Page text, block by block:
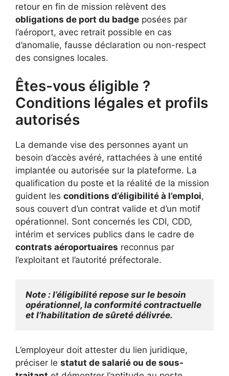
retour en fin de mission relèvent des
obligations de port du badge posées par
l’aéroport, avec retrait possible en cas
d’anomalie, fausse déclaration ou non-respect
des consignes locales.
Êtes-vous éligible ?
Conditions légales et profils
autorisés
La demande vise des personnes ayant un
besoin d’accès avéré, rattachées à une entité
implantée ou autorisée sur la plateforme. La
qualification du poste et la réalité de la mission
guident les conditions d’éligibilité à l’emploi,
sous couvert d’un contrat valide et d’un motif
opérationnel. Sont concernés les CDI, CDD,
intérim et services publics dans le cadre de
contrats aéroportuaires reconnus par
l’exploitant et l’autorité préfectorale.
Note : l’éligibilité repose sur le besoin
opérationnel, la conformité contractuelle
et l’habilitation de sûreté délivrée.
L’employeur doit attester du lien juridique,
préciser le statut de salarié ou de sous-